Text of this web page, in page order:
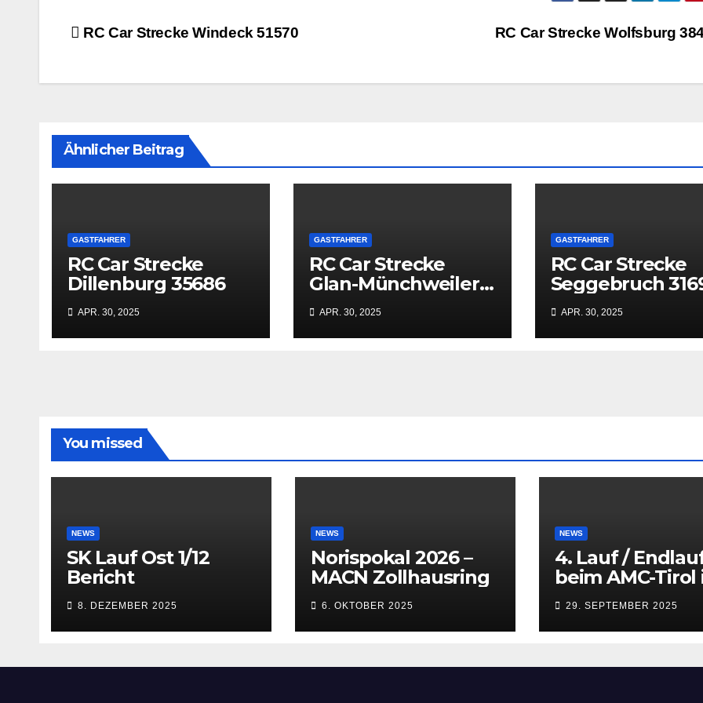
Beitrags-
RC Car Strecke Wolfsburg
RC Car Strecke Windeck 51570
Ähnlicher Beitrag
GASTFAHRER
RC Car Strecke
Dillenburg 35686
APR. 30, 2025
GASTFAHRER
RC Car Strecke
Glan-Münchweiler
66907
APR. 30, 2025
GASTFAHRER
RC Car Strecke
Seggebruch
APR. 30, 2025
You missed
NEWS
SK Lauf Ost 1/12
Bericht
8. DEZEMBER 2025
NEWS
Norispokal 2026 –
MACN Zollhausring
6. OKTOBER 2025
NEWS
4. Lauf /
beim AMC-Tirol
Innsbruck
(Kematen) vom
bis 28.09.2025
29. SEPTEMBER 2025